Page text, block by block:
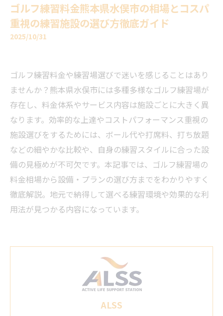
ゴルフ練習料金熊本県水俣市の相場とコスパ
重視の練習施設の選び方徹底ガイド
2025/10/31
ゴルフ練習料金や練習場選びで迷いを感じることはあり
ませんか？熊本県水俣市には多種多様なゴルフ練習場が
存在し、料金体系やサービス内容は施設ごとに大きく異
なります。効率的な上達やコストパフォーマンス重視の
施設選びをするためには、ボール代や打席料、打ち放題
などの細やかな比較や、自身の練習スタイルに合った設
備の見極めが不可欠です。本記事では、ゴルフ練習場の
料金相場から設備・プランの選び方までをわかりやすく
徹底解説。地元で納得して選べる練習環境や効果的な利
用法が見つかる内容になっています。
ALSS